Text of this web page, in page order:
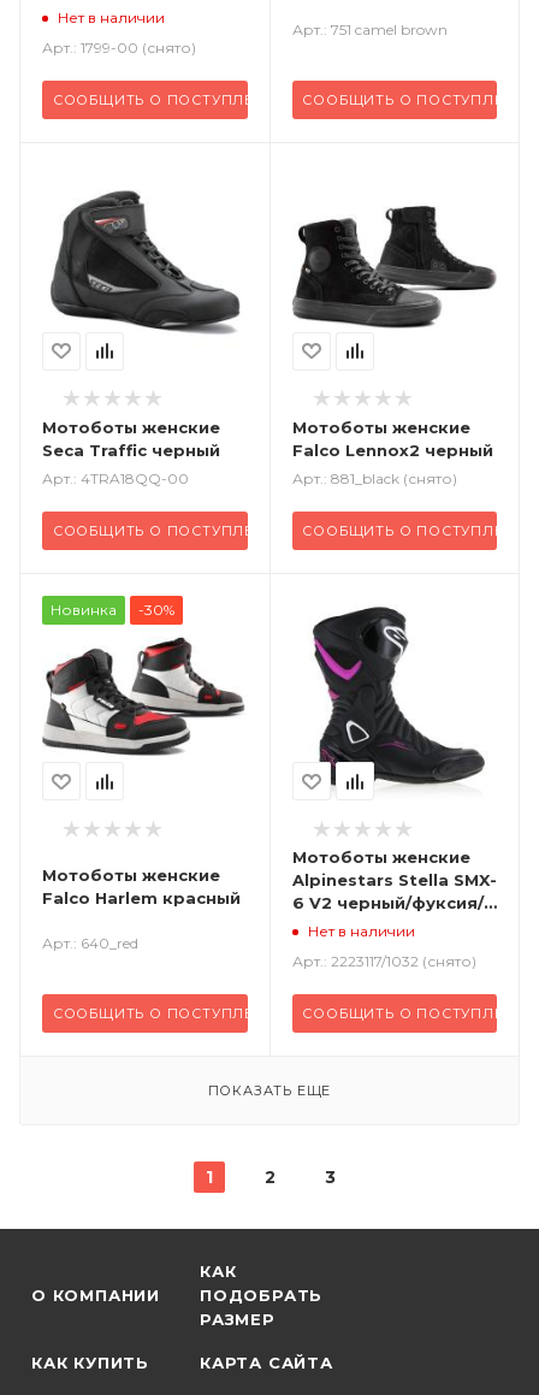
Нет в наличии
Арт.: 1799-00 (снято)
СООБЩИТЬ О ПОСТУПЛЕНИИ
Арт.: 751 camel brown
СООБЩИТЬ О ПОСТУПЛЕНИИ
Мотоботы женские
Seca Traffic черный
Арт.: 4TRA18QQ-00
СООБЩИТЬ О ПОСТУПЛЕНИИ
Мотоботы женские
Falco Lennox2 черный
Арт.: 881_black (снято)
СООБЩИТЬ О ПОСТУПЛЕНИИ
Новинка -30%
Мотоботы женские
Falco Harlem красный
Арт.: 640_red
СООБЩИТЬ О ПОСТУПЛЕНИИ
Мотоботы женские
Alpinestars Stella SMX-
6 V2 черный/фуксия/
белый
Нет в наличии
Арт.: 2223117/1032 (снято)
СООБЩИТЬ О ПОСТУПЛЕНИИ
ПОКАЗАТЬ ЕЩЕ
1 2 3
О КОМПАНИИ
КАК
ПОДОБРАТЬ
РАЗМЕР
КАК КУПИТЬ КАРТА САЙТА